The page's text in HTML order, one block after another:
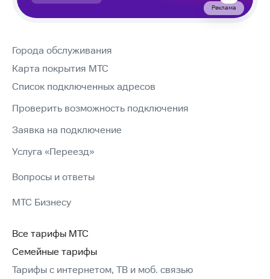
Реклама
Города обслуживания
Карта покрытия МТС
Список подключенных адресов
Проверить возможность подключения
Заявка на подключение
Услуга «Переезд»
Вопросы и ответы
МТС Бизнесу
Все тарифы МТС
Семейные тарифы
Тарифы с интернетом, ТВ и моб. связью